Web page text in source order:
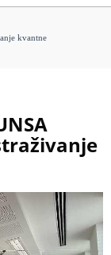
kvantne